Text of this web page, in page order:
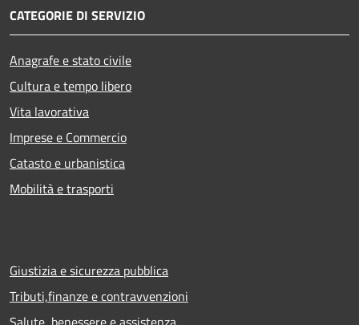
CATEGORIE DI SERVIZIO
Anagrafe e stato civile
Cultura e tempo libero
Vita lavorativa
Imprese e Commercio
Catasto e urbanistica
Mobilità e trasporti
Giustizia e sicurezza pubblica
Tributi,finanze e contravvenzioni